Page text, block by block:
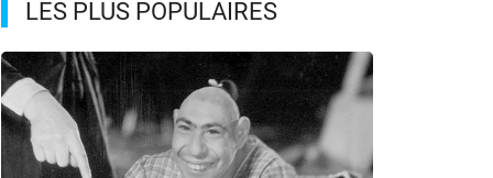
LES PLUS POPULAIRES